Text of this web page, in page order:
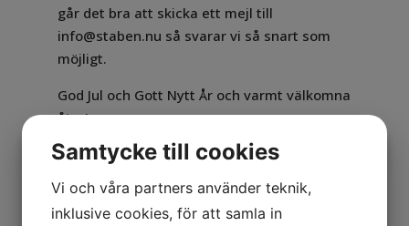
går det bra att skicka ett mejl till
info@staben.nu så svarar vi så snart som
möjligt.
God Jul och Gott Nytt År och varmt välkomna
åter!
Samtycke till cookies
Vi och våra partners använder teknik,
inklusive cookies, för att samla in